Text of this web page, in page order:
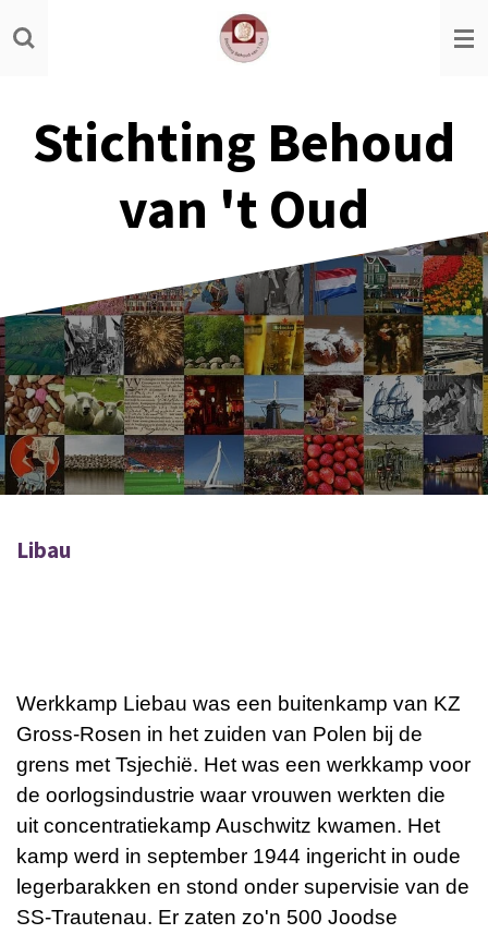
Ga
direct
hoofdinhoud
Stichting Behoud
van 't Oud
Libau
Werkkamp Liebau was een buitenkamp van KZ
Gross-Rosen in het zuiden van Polen bij de
grens met Tsjechië. Het was een werkkamp voor
de oorlogsindustrie waar vrouwen werkten die
uit concentratiekamp Auschwitz kwamen. Het
kamp werd in september 1944 ingericht in oude
legerbarakken en stond onder supervisie van de
SS-Trautenau. Er zaten zo'n 500 Joodse